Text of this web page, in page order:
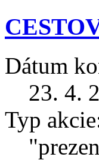
Dátum
23. 4.
Typ